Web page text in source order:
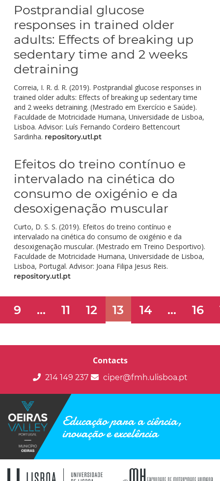
Postprandial glucose
responses in trained older
adults: Effects of breaking up
sedentary time and 2 weeks
detraining
Correia, I. R. d. R. (2019). Postprandial glucose responses in
trained older adults: Effects of breaking up sedentary time
and 2 weeks detraining. (Mestrado em Exercício e Saúde).
Faculdade de Motricidade Humana, Universidade de Lisboa,
Lisboa. Advisor: Luís Fernando Cordeiro Bettencourt
Sardinha. repository.utl.pt
Efeitos do treino contínuo e
intervalado na cinética do
consumo de oxigénio e da
desoxigenação muscular
Curto, D. S. S. (2019). Efeitos do treino contínuo e
intervalado na cinética do consumo de oxigénio e da
desoxigenação muscular. (Mestrado em Treino Desportivo).
Faculdade de Motricidade Humana, Universidade de Lisboa,
Lisboa, Portugal. Advisor: Joana Filipa Jesus Reis.
repository.utl.pt
9 ... 11 12 13 14 ... 16
Contacts
214 149 237 ciper@fmh.ulisboa.pt
Educação para a ciência,
inovação e excelência